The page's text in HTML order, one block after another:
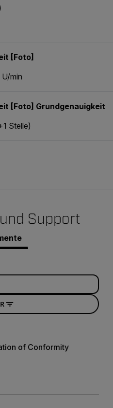
[Foto]
min
[Foto] Grundgenauigkeit
Stelle)
Support
of Conformity